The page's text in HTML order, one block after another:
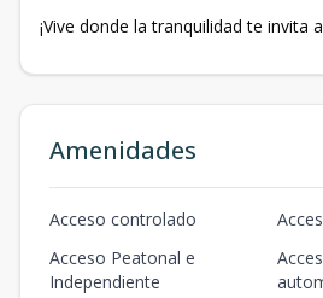
¡Vive donde la tranquilidad te invita
Amenidades
Acceso controlado
Acceso Peatonal e
Independiente